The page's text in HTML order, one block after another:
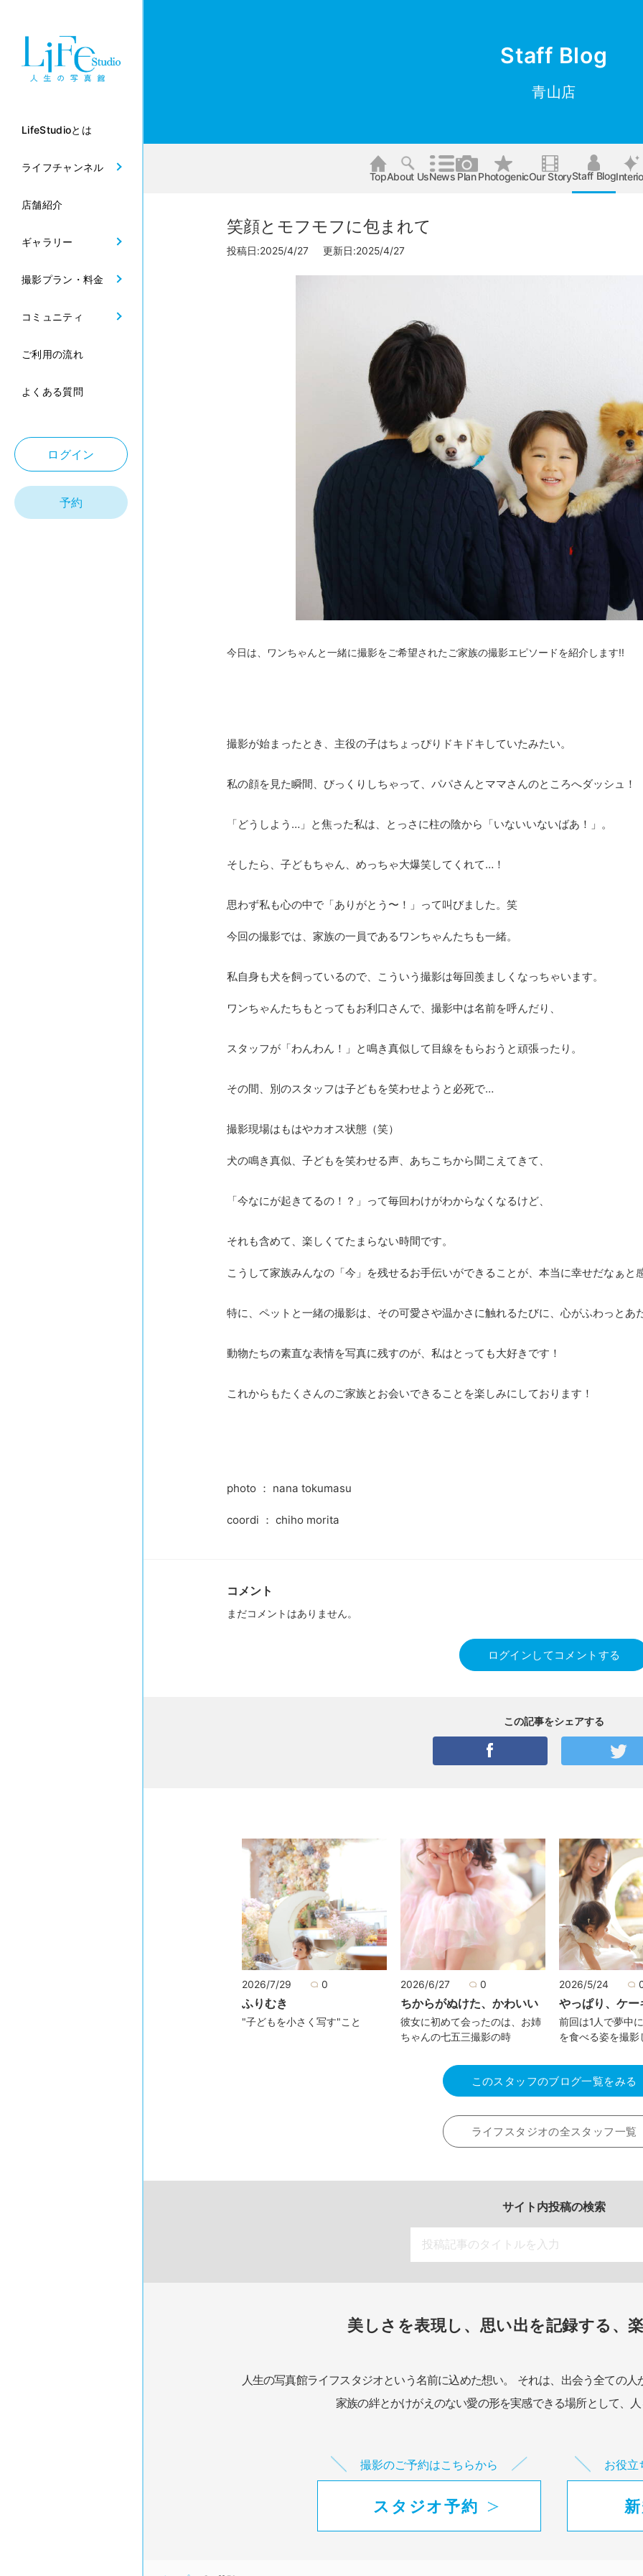
LifeStudioとは
ライフチャンネル
店舗紹介
ギャラリー
撮影プラン・料金
コミュニティ
ご利用の流れ
よくある質問
ログイン
予約
Staff Blog
青山店
TopAbout UsNews PlanPhotogenicOur StoryStaff Blog
笑顔とモフモフに包まれて
投稿日:2025/4/27 更新日:2025/4/27
今日は、ワンちゃんと一緒に撮影をご希望されたご家族の撮影エピソードを紹介します!!
撮影が始まったとき、主役の子はちょっぴりドキドキしていたみたい。
私の顔を見た瞬間、びっくりしちゃって、パパさんとママさんのところへダッシュ！
「どうしよう…」と焦った私は、とっさに柱の陰から「いないいないばあ！」。
そしたら、子どもちゃん、めっちゃ大爆笑してくれて…！
思わず私も心の中で「ありがとう〜！」って叫びました。笑
今回の撮影では、家族の一員であるワンちゃんたちも一緒。
私自身も犬を飼っているので、こういう撮影は毎回羨ましくなっちゃいます。
ワンちゃんたちもとってもお利口さんで、撮影中は名前を呼んだり、
スタッフが「わんわん！」と鳴き真似して目線をもらおうと頑張ったり。
その間、別のスタッフは子どもを笑わせようと必死で…
撮影現場はもはやカオス状態（笑）
犬の鳴き真似、子どもを笑わせる声、あちこちから聞こえてきて、
「今なにが起きてるの！？」って毎回わけがわからなくなるけど、
それも含めて、楽しくてたまらない時間です。
こうして家族みんなの「今」を残せるお手伝いができることが、本当に幸せだなぁと
特に、ペットと一緒の撮影は、その可愛さや温かさに触れるたびに、心がふわっとあ
動物たちの素直な表情を写真に残すのが、私はとっても大好きです！
これからもたくさんのご家族とお会いできることを楽しみにしております！
photo ： nana tokumasu
coordi ： chiho morita
コメント
まだコメントはありません。
ログインしてコメントする
この記事をシェアする
2026/7/29 0
ふりむき
"子どもを小さく写す"こと
2026/6/27 0
ちからがぬけた、かわいい
彼女に初めて会ったのは、お姉
ちゃんの七五三撮影の時
2026/5/24
やっぱり、ケー
前回は1人で夢中
を食べる姿を撮影
このスタッフのブログ一覧をみる
ライフスタジオの全スタッフ一覧
サイト内投稿の検索
美しさを表現し、思い出を記録する、
人生の写真館ライフスタジオという名前に込めた想い。
それは、出会う全ての人
家族の絆とかけがえのない愛の形を実感できる場所として、
撮影のご予約はこちらから
スタジオ予約
お役立